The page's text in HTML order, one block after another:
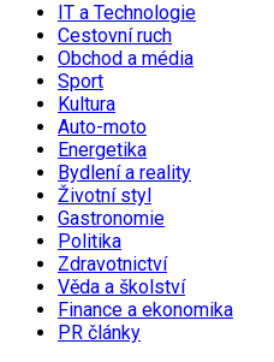
IT a Technologie
Cestovní ruch
Obchod a média
Sport
Kultura
Auto-moto
Energetika
Bydlení a reality
Životní styl
Gastronomie
Politika
Zdravotnictví
Věda a školství
Finance a ekonomika
PR články